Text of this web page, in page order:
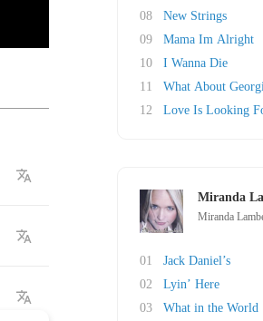
08
New Strings
09
Mama Im Alright
10
I Wanna Die
11
What About
12
Love Is Looking
Miranda
Miranda
01
Jack Daniel’s
02
Lyin’ Here
03
What in the World